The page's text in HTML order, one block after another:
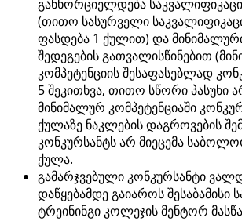
განხორციელდება
(თითო სასურველი
ფასდება 1 ქულით) და
შედეგების გათვალისწინებით
კომპეტენციის შესაფასებლად
5 შეკითხვა, თითო სწორი პასუხი
მინიმალურ კომპეტენციაში
ქულაზე ნაკლების დაგროვების
კონკურსანტს არ მიეცემა
ქულა.
გამარჯვებული კონკურსანტი
დაწყებამდე გაიაროს შესაბამისი
ტრეინინგი კოლეჯის მენტორ